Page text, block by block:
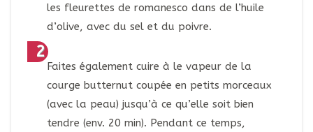
les fleurettes de romanesco dans de l’huile
d’olive, avec du sel et du poivre.
Faites également cuire à le vapeur de la
courge butternut coupée en petits morceaux
(avec la peau) jusqu’à ce qu’elle soit bien
tendre (env. 20 min). Pendant ce temps,